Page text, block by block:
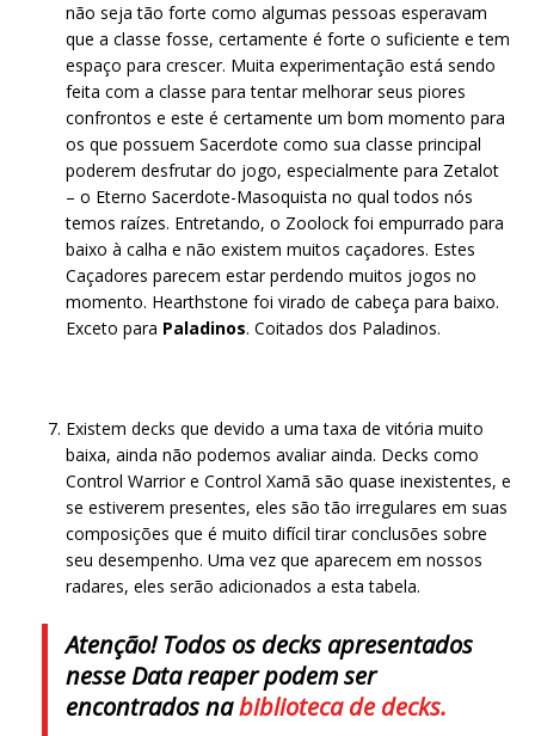
não seja tão forte como algumas pessoas esperavam
que a classe fosse, certamente é forte o suficiente e tem
espaço para crescer. Muita experimentação está sendo
feita com a classe para tentar melhorar seus piores
confrontos e este é certamente um bom momento para
os que possuem Sacerdote como sua classe principal
poderem desfrutar do jogo, especialmente para Zetalot
– o Eterno Sacerdote-Masoquista no qual todos nós
temos raízes. Entretando, o Zoolock foi empurrado para
baixo à calha e não existem muitos caçadores. Estes
Caçadores parecem estar perdendo muitos jogos no
momento. Hearthstone foi virado de cabeça para baixo.
Exceto para Paladinos. Coitados dos Paladinos.
Existem decks que devido a uma taxa de vitória muito
baixa, ainda não podemos avaliar ainda. Decks como
Control Warrior e Control Xamã são quase inexistentes, e
se estiverem presentes, eles são tão irregulares em suas
composições que é muito difícil tirar conclusões sobre
seu desempenho. Uma vez que aparecem em nossos
radares, eles serão adicionados a esta tabela.
Atenção! Todos os decks apresentados
nesse Data reaper podem ser
encontrados nabiblioteca de decks.